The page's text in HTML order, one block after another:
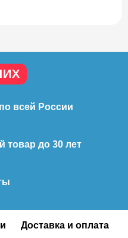
по всей России
товар до 30 лет
Доставка и оплата